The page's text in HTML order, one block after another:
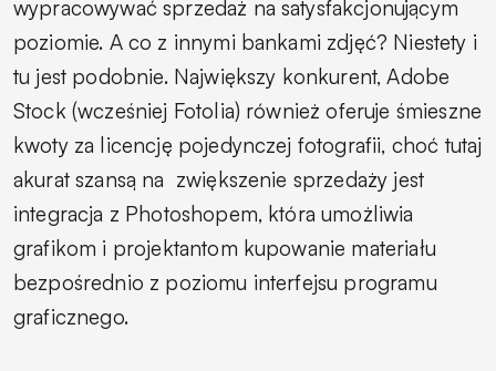
wypracowywać sprzedaż na satysfakcjonującym
poziomie. A co z innymi bankami zdjęć? Niestety i
tu jest podobnie. Największy konkurent, Adobe
Stock (wcześniej Fotolia) również oferuje śmieszne
kwoty za licencję pojedynczej fotografii, choć tutaj
akurat szansą na zwiększenie sprzedaży jest
integracja z Photoshopem, która umożliwia
grafikom i projektantom kupowanie materiału
bezpośrednio z poziomu interfejsu programu
graficznego.